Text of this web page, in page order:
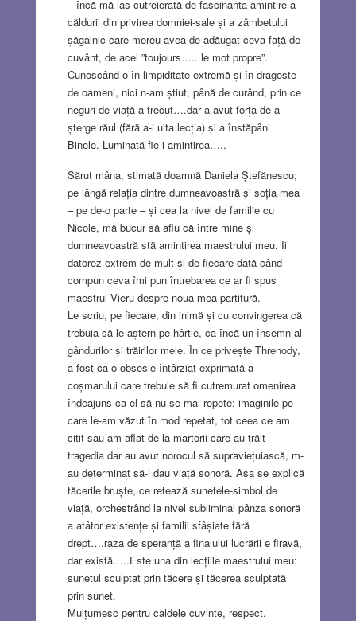
– încă mă las cutreierată de fascinanta amintire a
căldurii din privirea domniei-sale și a zâmbetului
șăgalnic care mereu avea de adăugat ceva față de
cuvânt, de acel ”toujours….. le mot propre”.
Cunoscând-o în limpiditate extremă și în dragoste
de oameni, nici n-am știut, până de curând, prin ce
neguri de viață a trecut….dar a avut forța de a
șterge răul (fără a-i uita lecția) și a înstăpâni
Binele. Luminată fie-i amintirea…..
Sărut mâna, stimată doamnă Daniela Ștefănescu;
pe lângă relația dintre dumneavoastră și soția mea
– pe de-o parte – și cea la nivel de familie cu
Nicole, mă bucur să aflu că între mine și
dumneavoastră stă amintirea maestrului meu. Îi
datorez extrem de mult și de fiecare dată când
compun ceva îmi pun întrebarea ce ar fi spus
maestrul Vieru despre noua mea partitură.
Le scriu, pe fiecare, din inimă și cu convingerea că
trebuia să le aștern pe hârtie, ca încă un însemn al
gândurilor și trăirilor mele. În ce privește Threnody,
a fost ca o obsesie întârziat exprimată a
coșmarului care trebuie să fi cutremurat omenirea
îndeajuns ca el să nu se mai repete; imaginile pe
care le-am văzut în mod repetat, tot ceea ce am
citit sau am aflat de la martorii care au trăit
tragedia dar au avut norocul să supraviețuiască, m-
au determinat să-i dau viață sonoră. Așa se explică
tăcerile bruște, ce retează sunetele-simbol de
viață, orchestrând la nivel subliminal pânza sonoră
a atâtor existențe și familii sfâșiate fără
drept….raza de speranță a finalului lucrării e firavă,
dar există…..Este una din lecțiile maestrului meu:
sunetul sculptat prin tăcere și tăcerea sculptată
prin sunet.
Mulțumesc pentru caldele cuvinte, respect.